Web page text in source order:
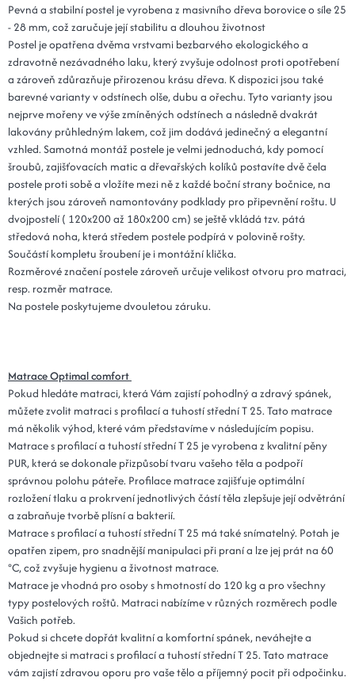
Pevná a stabilní postel je vyrobena z masivního dřeva borovice o síle 25
- 28 mm, což zaručuje její stabilitu a dlouhou životnost
Postel je opatřena dvěma vrstvami bezbarvého ekologického a
zdravotně nezávadného laku, který zvyšuje odolnost proti opotřebení
a zároveň zdůrazňuje přirozenou krásu dřeva. K dispozici jsou také
barevné varianty v odstínech olše, dubu a ořechu. Tyto varianty jsou
nejprve mořeny ve výše zmíněných odstínech a následně dvakrát
lakovány průhledným lakem, což jim dodává jedinečný a elegantní
vzhled. Samotná montáž postele je velmi jednoduchá, kdy pomocí
šroubů, zajišťovacích matic a dřevařských kolíků postavíte dvě čela
postele proti sobě a vložíte mezi ně z každé boční strany bočnice, na
kterých jsou zároveň namontovány podklady pro připevnění roštu. U
dvojpostelí ( 120x200 až 180x200 cm) se ještě vkládá tzv. pátá
středová noha, která středem postele podpírá v polovině rošty.
Součástí kompletu šroubení je i montážní klička.
Rozměrové značení postele zároveň určuje velikost otvoru pro matraci,
resp. rozměr matrace.
Na postele poskytujeme dvouletou záruku.
Matrace Optimal comfort
Pokud hledáte matraci, která Vám zajistí pohodlný a zdravý spánek,
můžete zvolit matraci s profilací a tuhostí střední T 25. Tato matrace
má několik výhod, které vám představíme v následujícím popisu.
Matrace s profilací a tuhostí střední T 25 je vyrobena z kvalitní pěny
PUR, která se dokonale přizpůsobí tvaru vašeho těla a podpoří
správnou polohu páteře. Profilace matrace zajišťuje optimální
rozložení tlaku a prokrvení jednotlivých částí těla zlepšuje její odvětrání
a zabraňuje tvorbě plísní a bakterií.
Matrace s profilací a tuhostí střední T 25 má také snímatelný. Potah je
opatřen zipem, pro snadnější manipulaci při praní a lze jej prát na 60
°C, což zvyšuje hygienu a životnost matrace.
Matrace je vhodná pro osoby s hmotností do 120 kg a pro všechny
typy postelových roštů. Matraci nabízíme v různých rozměrech podle
Vašich potřeb.
Pokud si chcete dopřát kvalitní a komfortní spánek, neváhejte a
objednejte si matraci s profilací a tuhostí střední T 25. Tato matrace
vám zajistí zdravou oporu pro vaše tělo a příjemný pocit při odpočinku.